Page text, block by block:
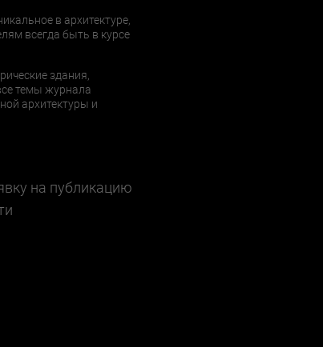
в архитектуре,
всегда быть в курсе
здания,
темы журнала
архитектуры и
на публикацию